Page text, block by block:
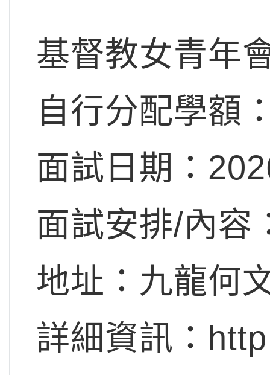
基督教女青年
自行分配學額
面試日期：
面試安排/內容
地址：九龍何
詳細資訊：